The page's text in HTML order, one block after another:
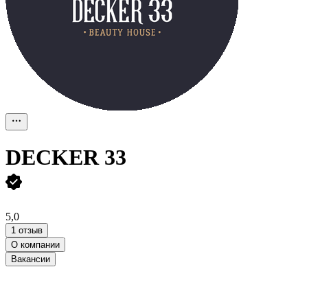
DECKER 33
5,0
1 отзыв
О компании
Вакансии